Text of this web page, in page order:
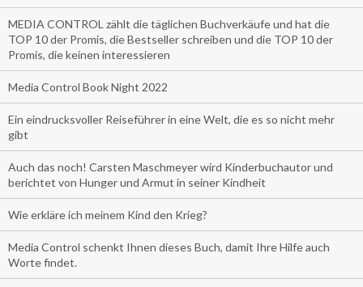
MEDIA CONTROL zählt die täglichen Buchverkäufe und hat die
TOP 10 der Promis, die Bestseller schreiben und die TOP 10 der
Promis, die keinen interessieren
Media Control Book Night 2022
Ein eindrucksvoller Reiseführer in eine Welt, die es so nicht mehr
gibt
Auch das noch! Carsten Maschmeyer wird Kinderbuchautor und
berichtet von Hunger und Armut in seiner Kindheit
Wie erkläre ich meinem Kind den Krieg?
Media Control schenkt Ihnen dieses Buch, damit Ihre Hilfe auch
Worte findet.